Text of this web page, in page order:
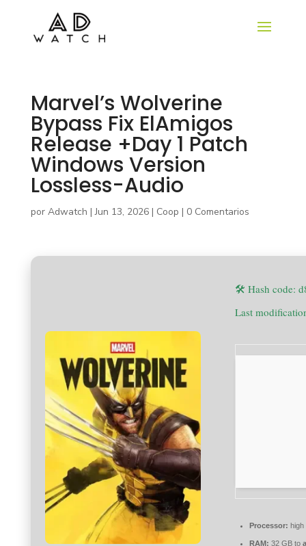
Marvel’s Wolverine
Bypass Fix ElAmigos
Release +Day 1 Patch
Windows Version
Lossless-Audio
por Adwatch |Jun 13, 2026| Coop | 0 Comentarios
🛠 Hash code:
Last
Processor: high
RAM: 32 GB to